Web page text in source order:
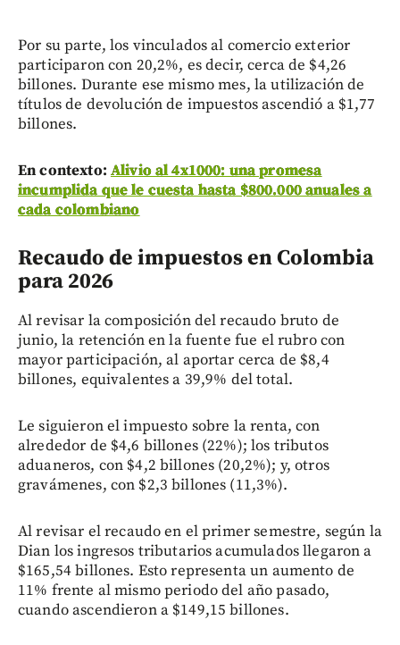
Por su parte, los vinculados al comercio exterior
participaron con 20,2%, es decir, cerca de $4,26
billones. Durante ese mismo mes, la utilización de
títulos de devolución de impuestos ascendió a $1,77
billones.
En contexto: Alivio al 4x1000: una promesa
incumplida que le cuesta hasta $800.000 anuales a
cada colombiano
Recaudo de impuestos en Colombia
para 2026
Al revisar la composición del recaudo bruto de
junio, la retención en la fuente fue el rubro con
mayor participación, al aportar cerca de $8,4
billones, equivalentes a 39,9% del total.
Le siguieron el impuesto sobre la renta, con
alrededor de $4,6 billones (22%); los tributos
aduaneros, con $4,2 billones (20,2%); y, otros
gravámenes, con $2,3 billones (11,3%).
Al revisar el recaudo en el primer semestre, según la
Dian los ingresos tributarios acumulados llegaron a
$165,54 billones. Esto representa un aumento de
11% frente al mismo periodo del año pasado,
cuando ascendieron a $149,15 billones.